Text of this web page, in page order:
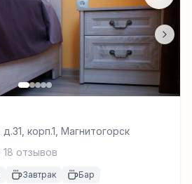
корп.1, Магнитогорск
18 отзывов
Завтрак Бар